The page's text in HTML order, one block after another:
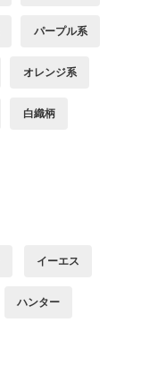
パープル系
オレンジ系
白織柄
イーエス
ハンター